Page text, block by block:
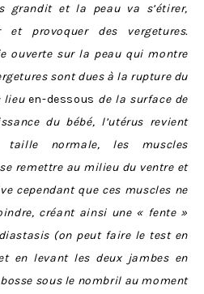
grandit et la peau va s’étirer,
et provoquer des vergetures.
ouverte sur la peau qui montre
sont dues à la rupture du
lieu en-dessous de la surface de
du bébé, l’utérus revient
taille normale, les muscles
remettre au milieu du ventre et
cependant que ces muscles ne
créant ainsi une « fente »
(on peut faire le test en
en levant les deux jambes en
sous le nombril au moment